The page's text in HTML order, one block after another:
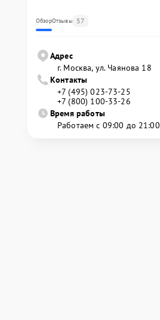
ОбзорОтзывы 57
Адрес
г. Москва, ул. Чаянова 18
Контакты
+7 (495) 023-73-25
+7 (800) 100-33-26
Время работы
Работаем с 09:00 до 21:00